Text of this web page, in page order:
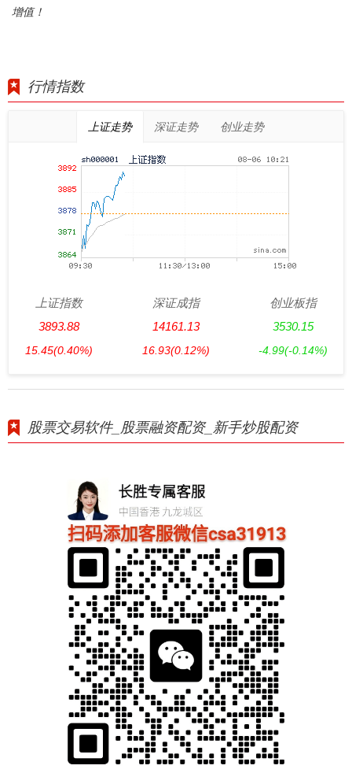
增值！
行情指数
上证走势 深证走势 创业走势
上证指数
3893.88
15.45(0.40%)
深证成指
14161.13
16.93(0.12%)
创业板指
3530.15
-4.99(-0.14%)
股票交易软件_股票融资配资_新手炒股配资